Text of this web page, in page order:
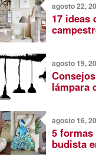
agosto 22,
17 ideas
agosto 19,
lámpara
agosto 16,
5
budista